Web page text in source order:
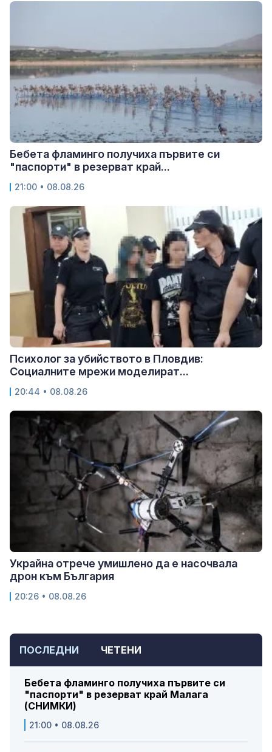
ПОСЛЕДНИ ЧЕТЕНИ
Бебета фламинго получиха първите си
"паспорти" в резерват край Малага
(СНИМКИ)
21:00 • 08.08.26
Бебета фламинго получиха първите си
"паспорти" в резерват край...
21:00 • 08.08.26
Психолог за убийството в Пловдив:
Социалните мрежи моделират...
20:44 • 08.08.26
Украйна отрече умишлено да е насочвала
дрон към България
20:26 • 08.08.26